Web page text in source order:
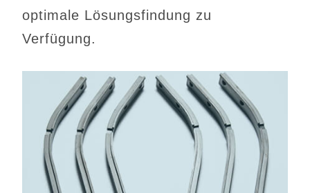
optimale Lösungsfindung zu
Verfügung.